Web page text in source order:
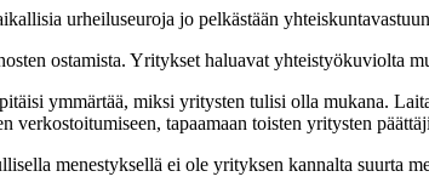
urheiluseuroja jo pelkästään
ostamista. Yritykset haluavat yhteistyökuviolta
ymmärtää, miksi yritysten tulisi olla mukana.
verkostoitumiseen, tapaamaan toisten yritysten
menestyksellä ei ole yrityksen kannalta